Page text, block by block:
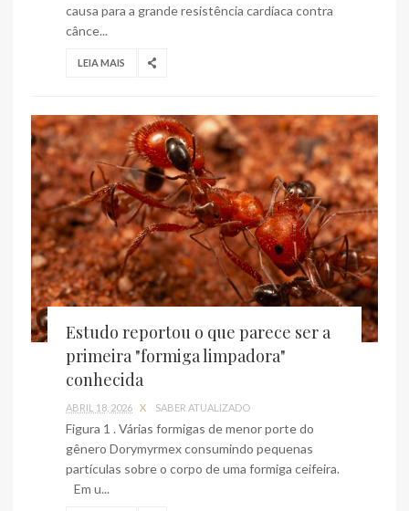
causa para a grande resistência cardíaca contra
cânce...
LEIA MAIS
Estudo reportou o que parece ser a
primeira "formiga limpadora"
conhecida
ABRIL 18, 2026 X SABER ATUALIZADO
Figura 1 . Várias formigas de menor porte do
gênero Dorymyrmex consumindo pequenas
partículas sobre o corpo de uma formiga ceifeira.
Em u...